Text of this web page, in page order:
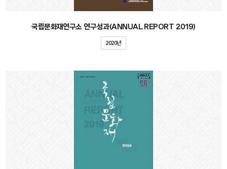
국립문화재연구소 연구성과(ANNUAL REPORT 2019)
2020년